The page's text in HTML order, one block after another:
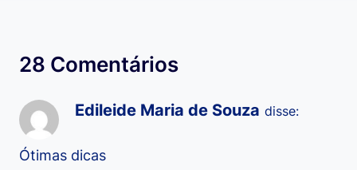
28 Comentários
Edileide Maria de Souza disse:
Ótimas dicas